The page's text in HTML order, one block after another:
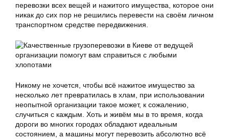
перевозки всех вещей и нажитого имущества, которое они
никак до сих пор не решились перевести на своём личном
транспортном средстве передвижения.
Никому не хочется, чтобы всё нажитое имущество за
несколько лет превратилась в хлам, при использовании
неопытной организации такое может, к сожалению,
случиться с каждым. Хоть и живём мы в то время, когда
дороги во многих городах обладают идеальным
состоянием, а машины могут перевозить абсолютно всё